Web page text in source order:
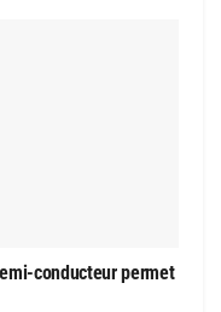
conducteur permet